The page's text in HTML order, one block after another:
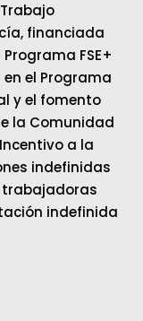
financiada
FSE+
el Programa
y el fomento
la Comunidad
a la
indefinidas
trabajadoras
indefinida